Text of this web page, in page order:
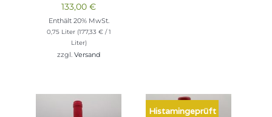
133,00€
Enthält 20% MwSt.
0,75 Liter (177,33 €/ 1
Liter)
zzgl.Versand
Histamingeprüft